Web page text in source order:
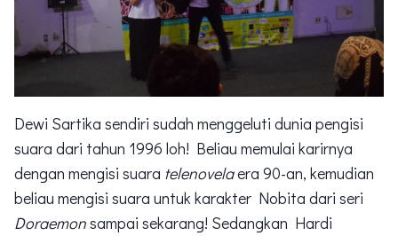
Dewi Sartika sendiri sudah menggeluti dunia pengisi
suara dari tahun 1996 loh! Beliau memulai karirnya
dengan mengisi suara telenovelaera 90-an, kemudian
beliau mengisi suara untuk karakter Nobita dari seri
Doraemonsampai sekarang! Sedangkan Hardi